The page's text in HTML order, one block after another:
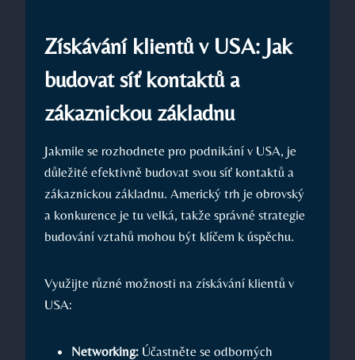
Získávání klientů v USA: Jak
budovat síť kontaktů a
zákaznickou základnu
Jakmile se rozhodnete pro podnikání v USA, je
důležité efektivně budovat svou síť kontaktů a
zákaznickou základnu. Americký trh je obrovský
a konkurence je tu velká, takže správné strategie
budování vztahů mohou být klíčem k úspěchu.
Využijte různé možnosti na získávání klientů v
USA:
Networking: Účastněte se odborných